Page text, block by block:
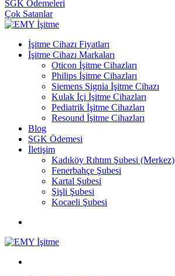
SGK Ödemeleri
Çok Satanlar
İşitme Cihazı Fiyatları
İşitme Cihazı Markaları
Oticon İşitme Cihazları
Philips İşitme Cihazları
Siemens Signia İşitme Cihazı
Kulak İçi İşitme Cihazları
Pediatrik İşitme Cihazları
Resound İşitme Cihazları
Blog
SGK Ödemesi
İletişim
Kadıköy Rıhtım Şubesi (Merkez)
Fenerbahçe Şubesi
Kartal Şubesi
Şişli Şubesi
Kocaeli Şubesi